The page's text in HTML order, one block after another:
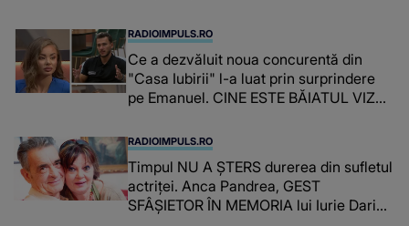
RADIOIMPULS.RO
Ce a dezvăluit noua concurentă din
"Casa Iubirii" l-a luat prin surprindere
pe Emanuel. CINE ESTE BĂIATUL VIZAT
faptului împlinit, A RECUNOSCUT
IMEDIAT: "Am avut..."
RADIOIMPULS.RO
Timpul NU A ȘTERS durerea din sufletul
actriței. Anca Pandrea, GEST
SFÂȘIETOR ÎN MEMORIA lui Iurie Darie: